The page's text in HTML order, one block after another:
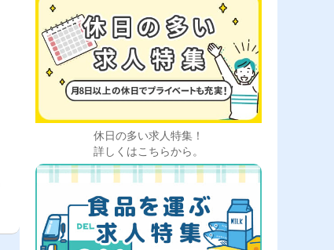
休日の多い求人特集！
詳しくはこちらから。